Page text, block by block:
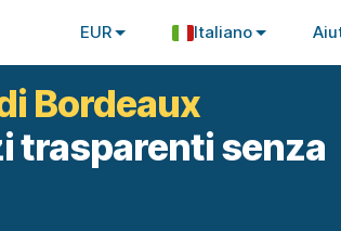
EUR Italiano
Bordeaux
trasparenti senza